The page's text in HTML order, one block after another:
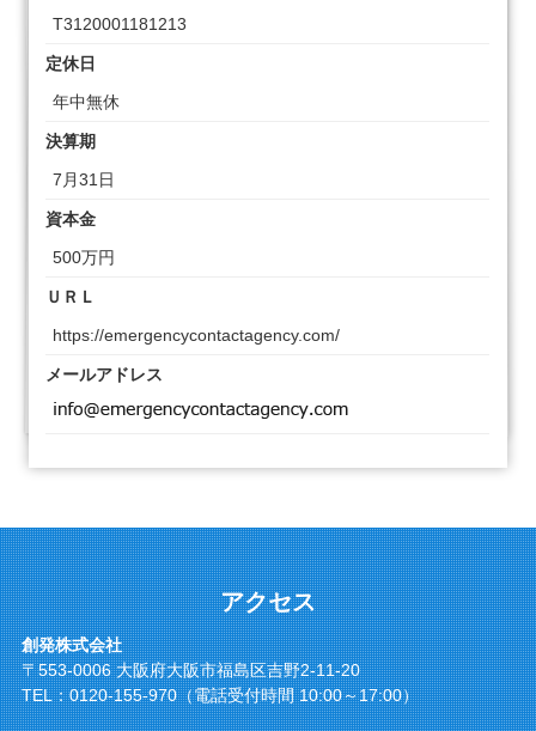
T3120001181213
定休日
年中無休
決算期
7月31日
資本金
500万円
ＵＲＬ
https://emergencycontactagency.com/
メールアドレス
アクセス
創発株式会社
〒553-0006 大阪府大阪市福島区吉野2-11-20
TEL：0120-155-970（電話受付時間 10:00～17:00）